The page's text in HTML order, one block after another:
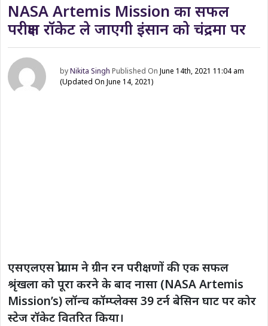
NASA Artemis Mission का सफल
परीक्षण रॉकेट ले जाएगी इंसान को चंद्रमा पर
byNikita Singh Published OnJune 14th, 2021 11:04 am
(Updated On June 14, 2021)
एसएलएस प्रोग्राम ने ग्रीन रन परीक्षणों की एक सफल
श्रृंखला को पूरा करने के बाद नासा (NASA Artemis
Mission’s) लॉन्च कॉम्प्लेक्स 39 टर्न बेसिन घाट पर कोर
स्टेज रॉकेट वितरित किया।